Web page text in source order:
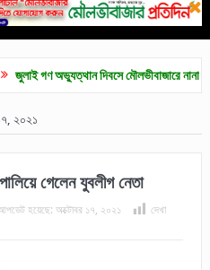
অভ্যুত্থান দিবসে মৌলভীবাজারে নানা কর্মসূচি
২০২১
গেলেন যুবলীগ নেতা
হয়েছে: অক্টোবর ১৭, ২০২১
দেখা